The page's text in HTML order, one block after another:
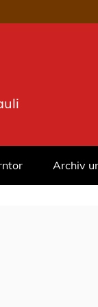
Archiv